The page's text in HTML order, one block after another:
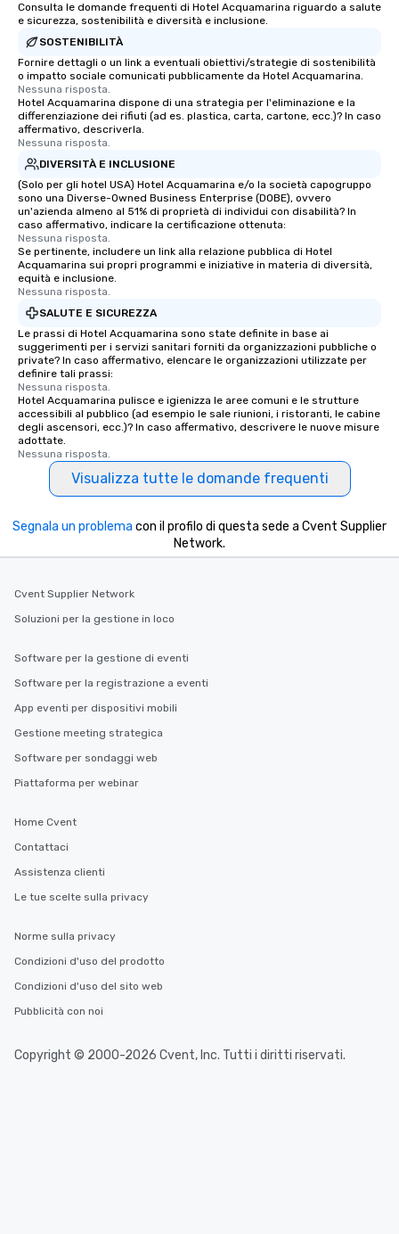
Consulta le domande frequenti di Hotel Acquamarina riguardo a salute
e sicurezza, sostenibilità e diversità e inclusione.
SOSTENIBILITÀ
Fornire dettagli o un link a eventuali obiettivi/strategie di sostenibilità
o impatto sociale comunicati pubblicamente da Hotel Acquamarina.
Nessuna risposta.
Hotel Acquamarina dispone di una strategia per l'eliminazione e la
differenziazione dei rifiuti (ad es. plastica, carta, cartone, ecc.)? In caso
affermativo, descriverla.
Nessuna risposta.
DIVERSITÀ E INCLUSIONE
(Solo per gli hotel USA) Hotel Acquamarina e/o la società capogruppo
sono una Diverse-Owned Business Enterprise (DOBE), ovvero
un'azienda almeno al 51% di proprietà di individui con disabilità? In
caso affermativo, indicare la certificazione ottenuta:
Nessuna risposta.
Se pertinente, includere un link alla relazione pubblica di Hotel
Acquamarina sui propri programmi e iniziative in materia di diversità,
equità e inclusione.
Nessuna risposta.
SALUTE E SICUREZZA
Le prassi di Hotel Acquamarina sono state definite in base ai
suggerimenti per i servizi sanitari forniti da organizzazioni pubbliche o
private? In caso affermativo, elencare le organizzazioni utilizzate per
definire tali prassi:
Nessuna risposta.
Hotel Acquamarina pulisce e igienizza le aree comuni e le strutture
accessibili al pubblico (ad esempio le sale riunioni, i ristoranti, le cabine
degli ascensori, ecc.)? In caso affermativo, descrivere le nuove misure
adottate.
Nessuna risposta.
Visualizza tutte le domande frequenti
Segnala un problema con il profilo di questa sede a Cvent Supplier
Network.
Cvent Supplier Network
Soluzioni per la gestione in loco
Software per la gestione di eventi
Software per la registrazione a eventi
App eventi per dispositivi mobili
Gestione meeting strategica
Software per sondaggi web
Piattaforma per webinar
Home Cvent
Contattaci
Assistenza clienti
Le tue scelte sulla privacy
Norme sulla privacy
Condizioni d'uso del prodotto
Condizioni d'uso del sito web
Pubblicità con noi
Copyright © 2000-2026 Cvent, Inc. Tutti i diritti riservati.